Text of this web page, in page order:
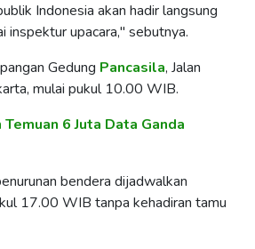
Indonesia akan hadir langsung
inspektur upacara," sebutnya.
Gedung Pancasila, Jalan
mulai pukul 10.00 WIB.
Temuan 6 Juta Data Ganda
bendera dijadwalkan
17.00 WIB tanpa kehadiran tamu